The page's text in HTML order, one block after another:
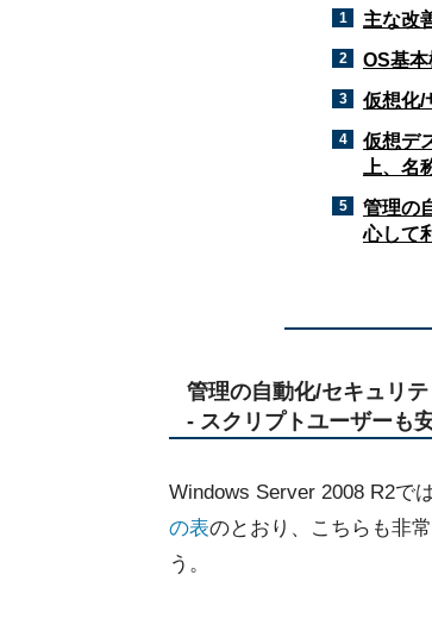
1 主な改
2 OS基
3 仮想化/
4
仮想デ
上、名
5
管理の
心して
管理の自動化/セキュリ
- スクリプトユーザーも
Windows Server 2008 R2で
の表のとおり、こちらも非
う。